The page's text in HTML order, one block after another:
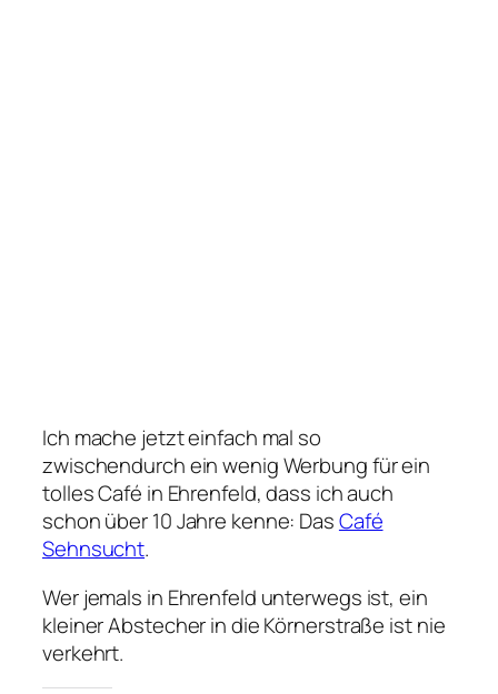
Ich mache jetzt einfach mal so
zwischendurch ein wenig Werbung für ein
tolles Café in Ehrenfeld, dass ich auch
schon über 10 Jahre kenne: DasCafé
Sehnsucht.
Wer jemals in Ehrenfeld unterwegs ist, ein
kleiner Abstecher in die Körnerstraße ist nie
verkehrt.